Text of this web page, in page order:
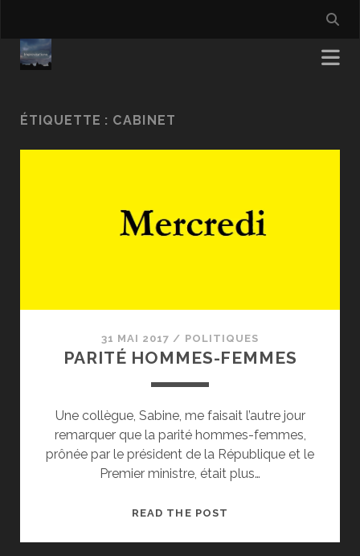
ÉTIQUETTE : CABINET
31 MAI 2017 / POLITIQUES
PARITÉ HOMMES-FEMMES
Une collègue, Sabine, me faisait l’autre jour
remarquer que la parité hommes-femmes,
prônée par le président de la République et le
Premier ministre, était plus…
READ THE POST